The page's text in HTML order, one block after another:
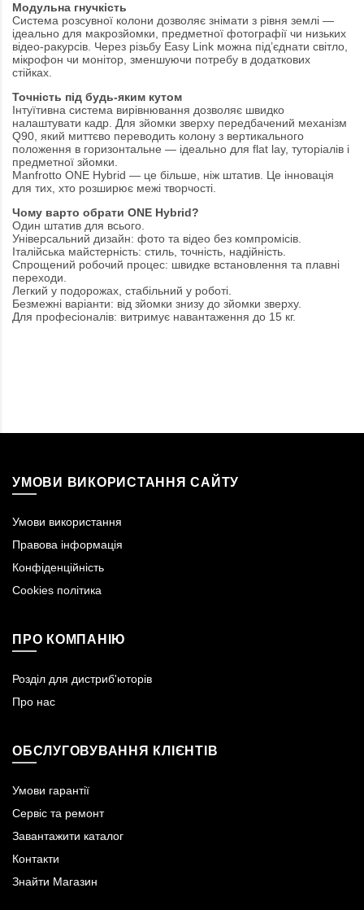
Модульна гнучкість
Система розсувної колони дозволяє знімати з рівня землі —
ідеально для макрозйомки, предметної фотографії чи низьких
відео-ракурсів. Через різьбу Easy Link можна під’єднати світло,
мікрофон чи монітор, зменшуючи потребу в додаткових
стійках.
Точність під будь-яким кутом
Інтуїтивна система вирівнювання дозволяє швидко
налаштувати кадр. Для зйомки зверху передбачений механізм
Q90, який миттєво переводить колону з вертикального
положення в горизонтальне — ідеально для flat lay, туторіалів і
предметної зйомки.
Manfrotto ONE Hybrid — це більше, ніж штатив. Це інновація
для тих, хто розширює межі творчості.
Чому варто обрати ONE Hybrid?
Один штатив для всього.
Універсальний дизайн: фото та відео без компромісів.
Італійська майстерність: стиль, точність, надійність.
Спрощений робочий процес: швидке встановлення та плавні
переходи.
Легкий у подорожах, стабільний у роботі.
Безмежні варіанти: від зйомки знизу до зйомки зверху.
Для професіоналів: витримує навантаження до 15 кг.
УМОВИ ВИКОРИСТАННЯ САЙТУ
Умови використання
Правова інформація
Конфіденційність
Cookies політика
ПРО КОМПАНІЮ
Розділ для дистриб'юторів
Про нас
ОБСЛУГОВУВАННЯ КЛІЄНТІВ
Умови гарантії
Сервіс та ремонт
Завантажити каталог
Контакти
Знайти Магазин